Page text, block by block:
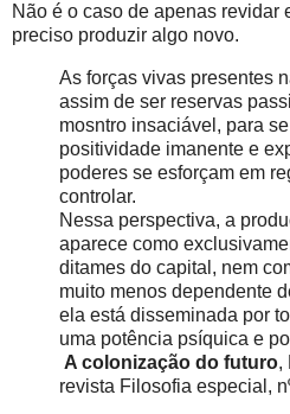
Não é o caso de apenas revidar
preciso produzir algo novo.
As forças vivas presentes
assim de ser reservas
mosntro insaciável, para
positividade imanente e
poderes se esforçam em
controlar.
Nessa perspectiva, a
aparece como
ditames do capital, nem
muito menos dependente
ela está disseminada por
uma potência psíquica e
A colonização do futuro,
revista Filosofia especial,